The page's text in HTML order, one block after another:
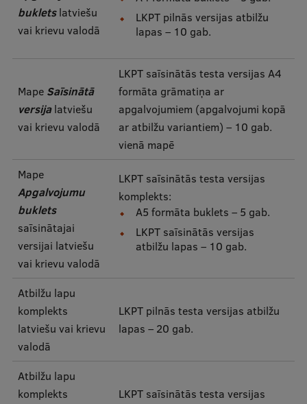
Research Breakfast
Vertically Integrated Projects
Scientific Conferences
Innovation Centre
International Cooperation
Mobility programmes
International projects
International partners
EURAXESS RSU contact point
Foreign delegation requests
EATRIS Coordinator in Latvia
bukletslatviešu
vai krievu valodā
LKPT pilnās versijas atbilžu
lapas – 10 gab.
Mape Saīsinātā
versijalatviešu
vai krievu valodā
LKPT saīsinātās testa versijas A4
formāta grāmatiņa ar
apgalvojumiem (apgalvojumi kopā
ar atbilžu variantiem) – 10 gab.
vienā mapē
Mape
Apgalvojumu
buklets
saīsinātajai
versijai latviešu
vai krievu valodā
LKPT saīsinātās testa versijas
komplekts:
A5 formāta buklets – 5 gab.
LKPT saīsinātās versijas
atbilžu lapas – 10 gab.
Atbilžu lapu
komplekts
latviešu vai krievu
valodā
LKPT pilnās testa versijas atbilžu
lapas – 20 gab.
Atbilžu lapu
komplekts
LKPT saīsinātās testa versijas